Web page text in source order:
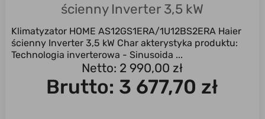
ścienny Inverter 3,5 kW
Klimatyzator HOME AS12GS1ERA/1U12BS2ERA Haier
ścienny Inverter 3,5 kW Char akterystyka produktu:
Technologia inverterowa - Sinusoida ...
Netto: 2 990,00 zł
Brutto: 3 677,70 zł